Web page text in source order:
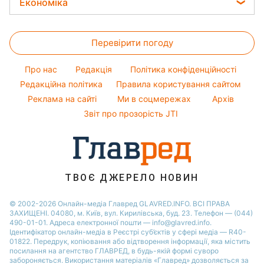
Олена Зеленська
Ані Лорак
Кейт Міддлтон
Новини Запоріжжя
Новини Дніпра
Новини моди
Авто
Прання
Кімнатні рослини
Магнітні бурі
Погода на сьогодні
Погода на завтра
Пилова буря
Економіка
Грошова допомога
Тарифи
Курс валют
Перевірити погоду
Про нас Редакція
Політика конфіденційності
Редакційна політика
Правила користування сайтом
Реклама на сайті
Ми в соцмережах
Архів
Звіт про прозорість JTI
ТВОЄ ДЖЕРЕЛО НОВИН
© 2002-2026 Онлайн-медіа Главред GLAVRED.INFO. ВСІ ПРАВА
ЗАХИЩЕНІ. 04080, м. Київ, вул. Кирилівська, буд. 23. Телефон — (044)
490-01-01. Адреса електронної пошти — info@glavred.info.
Ідентифікатор онлайн-медіа в Реєстрі суб’єктів у сфері медіа — R40-
01822. Передрук, копіювання або відтворення інформації, яка містить
посилання на агентство ГЛАВРЕД, в будь-якій формi суворо
забороняється. Використання матеріалів «Главред» дозволяється за